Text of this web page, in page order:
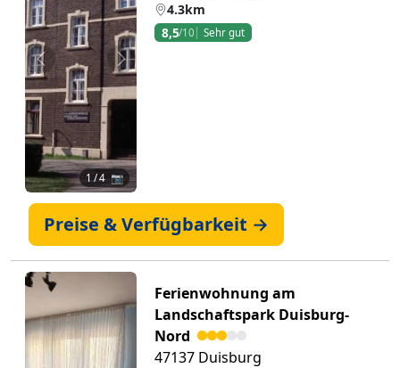
Zurück Weiter
1/ 4 📷
4.3km
8,5/10 Sehr gut
Preise & Verfügbarkeit →
Ferienwohnung am
Landschaftspark Duisburg-
Nord
47137 Duisburg